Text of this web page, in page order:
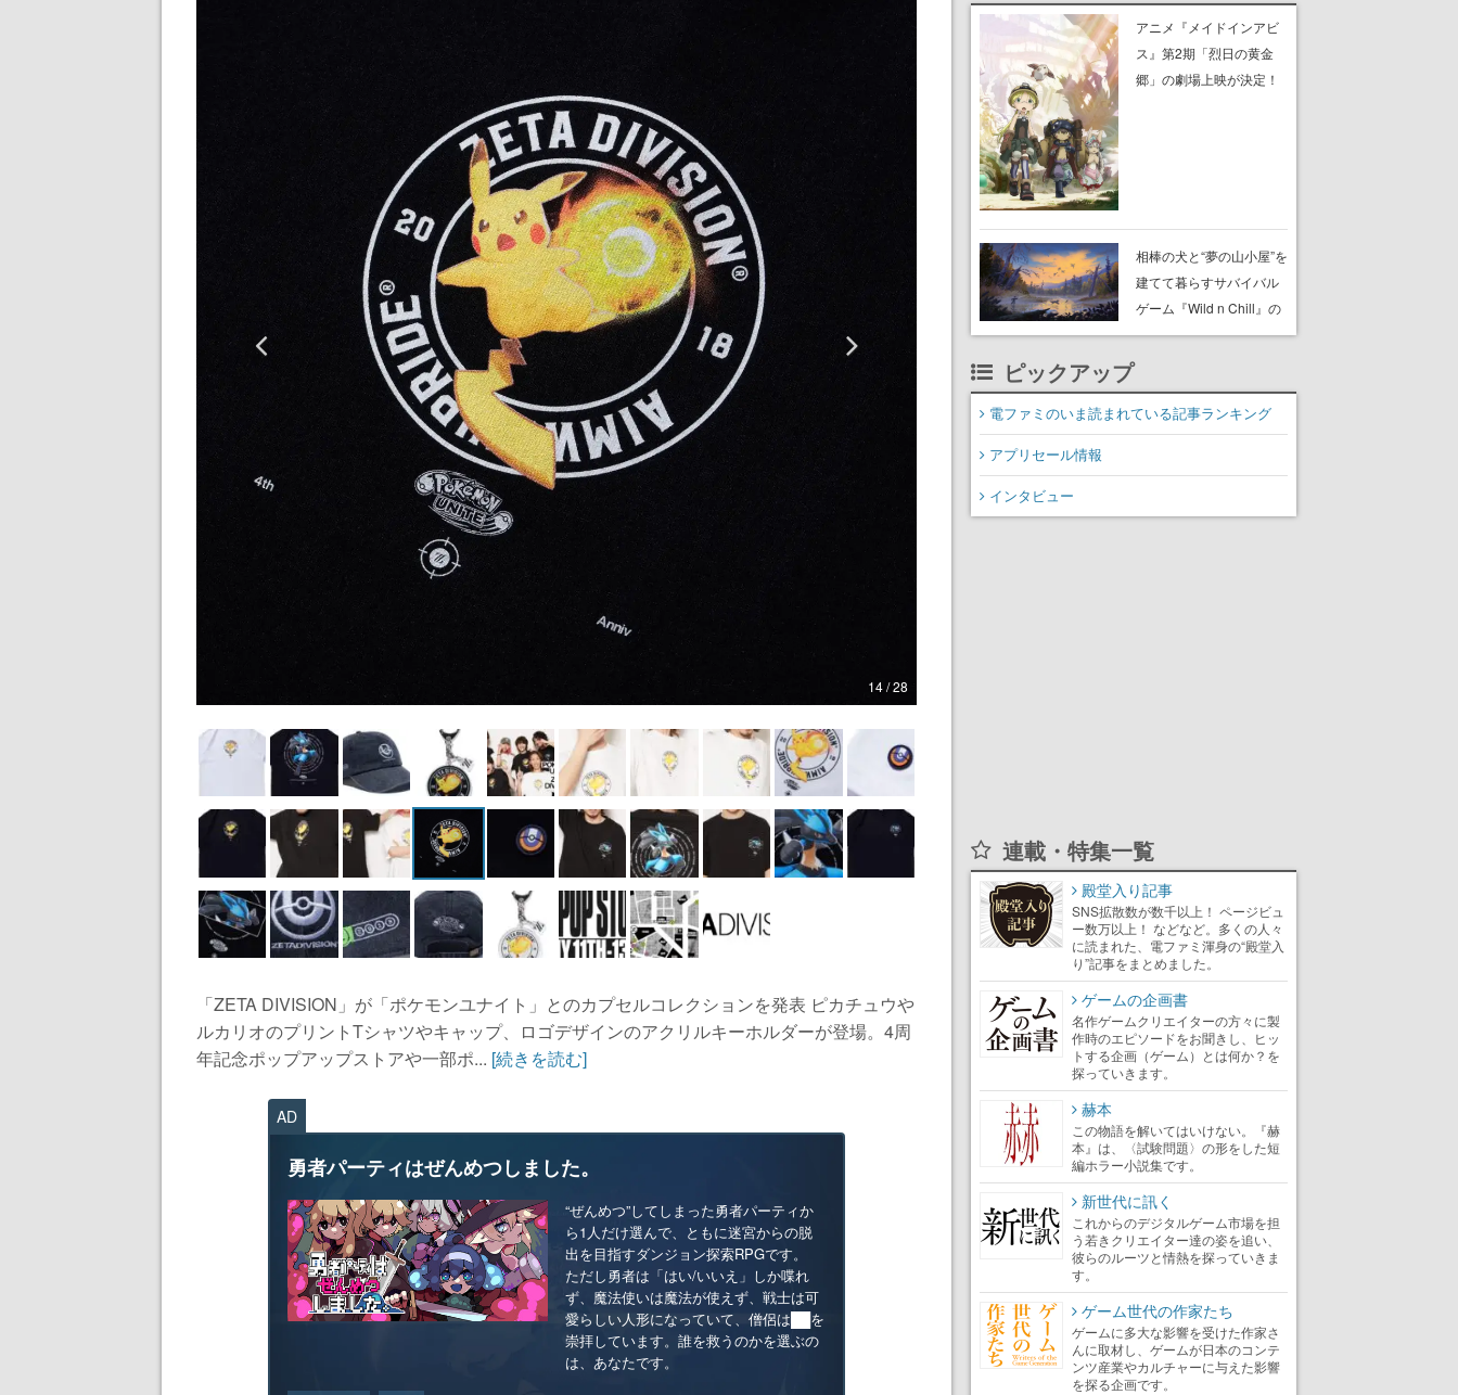
14 / 28
「ZETA DIVISION」が「ポケモンユナイト」とのカプセルコレクションを発表 ピカチュウや
ルカリオのプリントTシャツやキャップ、ロゴデザインのアクリルキーホルダーが登場。4周
年記念ポップアップストアや一部ポ... [続きを読む]
AD
勇者パーティはぜんめつしました。
“ぜんめつ”してしまった勇者パーティか
ら1人だけ選んで、ともに迷宮からの脱
出を目指すダンジョン探索RPGです。
ただし勇者は「はい/いいえ」しか喋れ
ず、魔法使いは魔法が使えず、戦士は可
愛らしい人形になっていて、僧侶は██を
崇拝しています。誰を救うのかを選ぶの
は、あなたです。
アニメ『メイドインアビ
ス』第2期「烈日の黄金
郷」の劇場上映が決定！
相棒の犬と“夢の山小屋”を
建てて暮らすサバイバル
ゲーム『Wild n Chill』の
体験版がSteamで配信
ピックアップ
電ファミのいま読まれている記事ランキング
アプリセール情報
インタビュー
連載・特集一覧
殿堂入り記事
SNS拡散数が数千以上！ ページビュ
ー数万以上！ などなど。多くの人々
に読まれた、電ファミ渾身の“殿堂入
り”記事をまとめました。
ゲームの企画書
名作ゲームクリエイターの方々に製
作時のエピソードをお聞きし、ヒッ
トする企画（ゲーム）とは何か？を
探っていきます。
赫本
この物語を解いてはいけない。『赫
本』は、〈試験問題〉の形をした短
編ホラー小説集です。
新世代に訊く
これからのデジタルゲーム市場を担
う若きクリエイター達の姿を追い、
彼らのルーツと情熱を探っていきま
す。
ゲーム世代の作家たち
ゲームに多大な影響を受けた作家さ
んに取材し、ゲームが日本のコンテ
ンツ産業やカルチャーに与えた影響
を探る企画です。